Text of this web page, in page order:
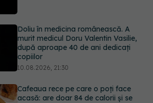
10.08.2026, 21:30
Cafeaua rece pe care o poți face
acasă: are doar 84 de calorii și se
prepară în câteva minute